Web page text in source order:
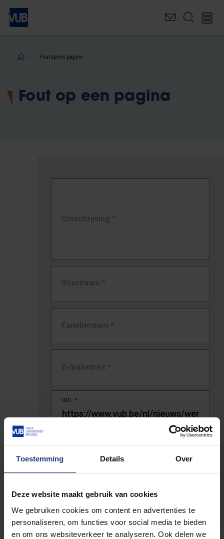
Toestemming Details Over
Deze website maakt gebruik van cookies
We gebruiken cookies om content en advertenties te
personaliseren, om functies voor social media te bieden
en om ons websiteverkeer te analyseren. Ook delen we
Overslaan
naar
inhoudKruimelpad
Fout op een pagina
Fout op een pagina
Omschrijving *
Voornaam *
Familienaam *
E-mailadres *
URL *
De volledige URL van de pagina waar je de fout zag.